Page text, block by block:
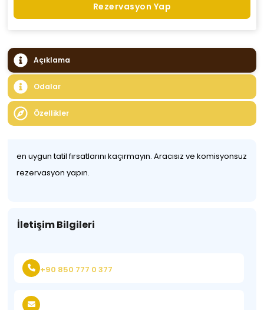
Rezervasyon Yap
Açıklama
Odalar
Özellikler
en uygun tatil fırsatlarını kaçırmayın. Aracısız ve komisyonsuz
rezervasyon yapın.
İletişim Bilgileri
+90 850 777 0 377